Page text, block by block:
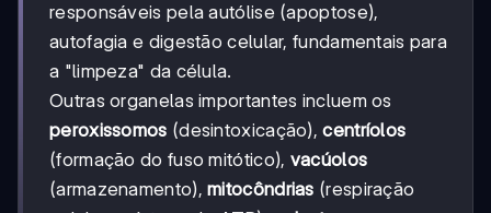
responsáveis pela autólise (apoptose),
autofagia e digestão celular, fundamentais para
a "limpeza" da célula.
Outras organelas importantes incluem os
peroxissomos (desintoxicação),centríolos
(formação do fuso mitótico), vacúolos
(armazenamento),mitocôndrias (respiração